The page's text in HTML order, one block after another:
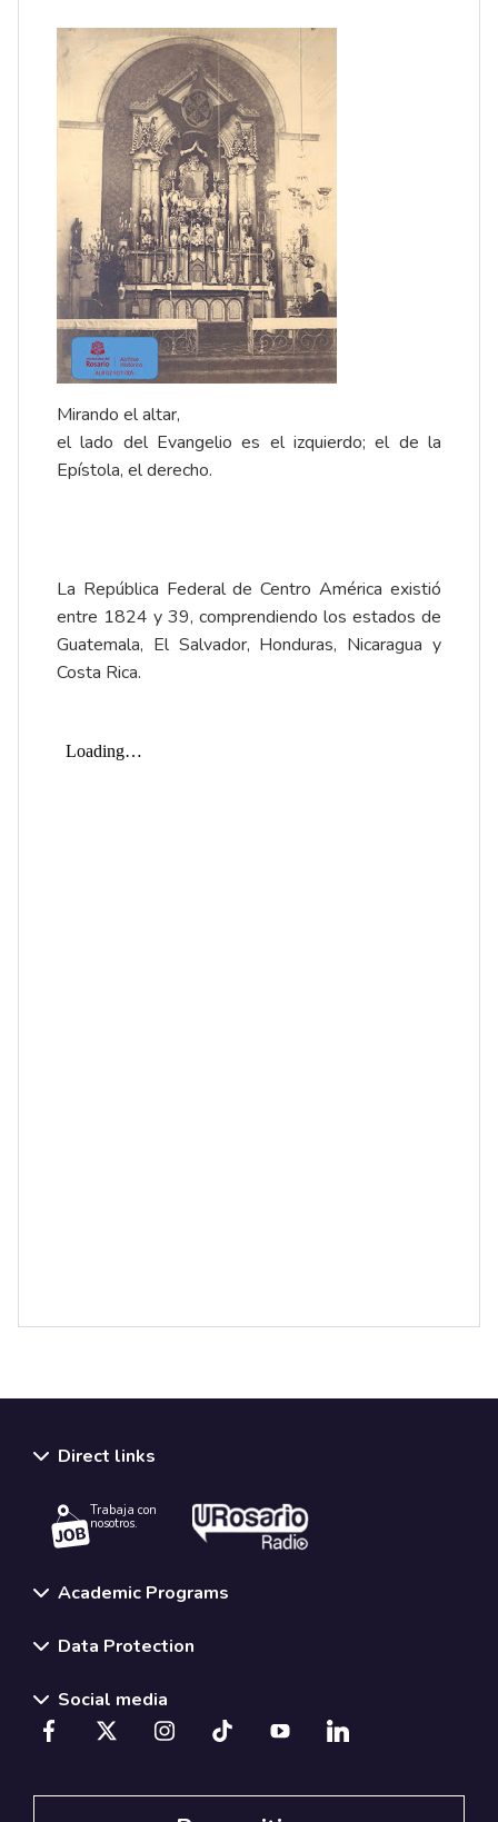
Mirando el altar,
el lado del Evangelio es el izquierdo; el de la
Epístola, el derecho.
La República Federal de Centro América existió
entre 1824 y 39, comprendiendo los estados de
Guatemala, El Salvador, Honduras, Nicaragua y
Costa Rica.
Direct links
Trabaja con
nosotros.
Academic Programs
Data Protection
Social media